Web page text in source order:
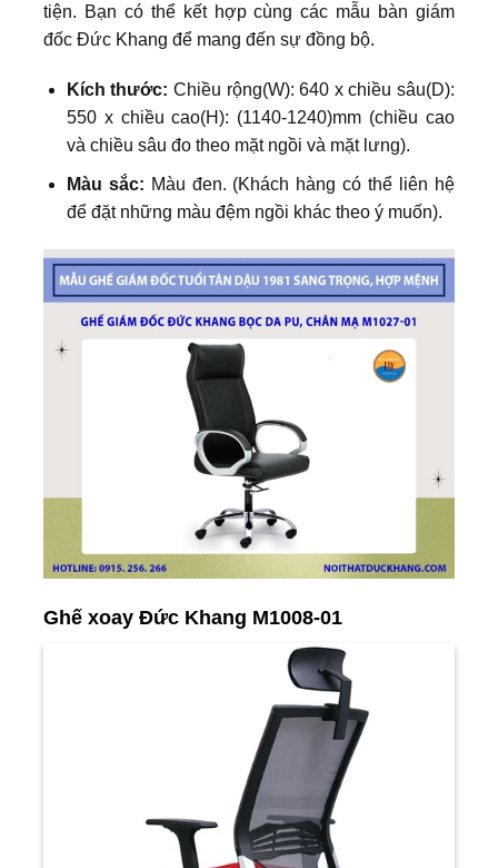
tiện. Bạn có thể kết hợp cùng các mẫu bàn giám
đốc Đức Khang để mang đến sự đồng bộ.
Kích thước: Chiều rộng(W): 640 x chiều sâu(D):
550 x chiều cao(H): (1140-1240)mm (chiều cao
và chiều sâu đo theo mặt ngồi và mặt lưng).
Màu sắc: Màu đen. (Khách hàng có thể liên hệ
để đặt những màu đệm ngồi khác theo ý muốn).
Ghế xoay Đức Khang M1008-01